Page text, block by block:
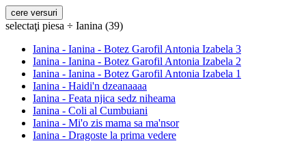
selectaţi piesa ÷ Ianina (39)
Ianina - Ianina - Botez Garofil Antonia Izabela 3
Ianina - Ianina - Botez Garofil Antonia Izabela 2
Ianina - Ianina - Botez Garofil Antonia Izabela 1
Ianina - Haidi'n dzeanaaaa
Ianina - Feata njica sedz niheama
Ianina - Coli al Cumbuiani
Ianina - Mi'o zis mama sa ma'nsor
Ianina - Dragoste la prima vedere